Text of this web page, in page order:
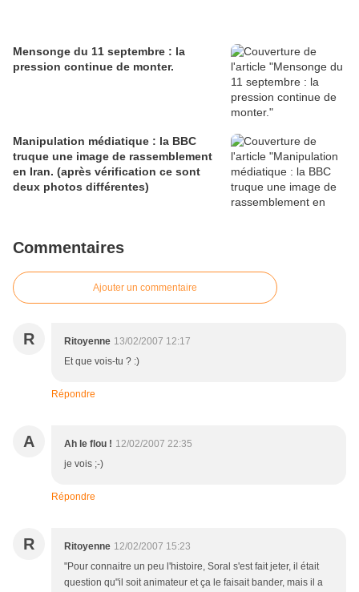
Mensonge du 11 septembre : la
pression continue de monter.
Manipulation médiatique : la BBC
truque une image de rassemblement
en Iran. (après vérification ce sont
deux photos différentes)
Commentaires
Ajouter un commentaire
R Ritoyenne 13/02/2007 12:17
Et que vois-tu ? :)
Répondre
A Ah le flou ! 12/02/2007 22:35
je vois ;-)
Répondre
R Ritoyenne 12/02/2007 15:23
"Pour connaitre un peu l'histoire, Soral s'est fait jeter, il était
question qu"il soit animateur et ça le faisait bander, mais il a